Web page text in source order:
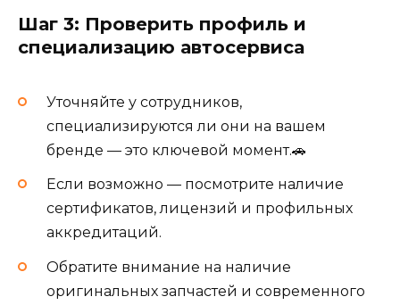
Шаг 3: Проверить профиль и
специализацию автосервиса
Уточняйте у сотрудников,
специализируются ли они на вашем
бренде — это ключевой момент.🚗
Если возможно — посмотрите наличие
сертификатов, лицензий и профильных
аккредитаций.
Обратите внимание на наличие
оригинальных запчастей и современного